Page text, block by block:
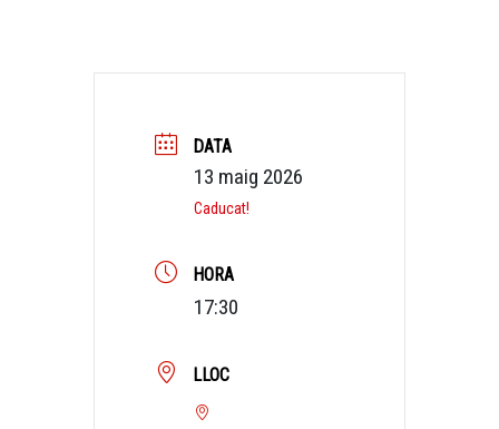
DATA
13 maig 2026
Caducat!
HORA
17:30
LLOC